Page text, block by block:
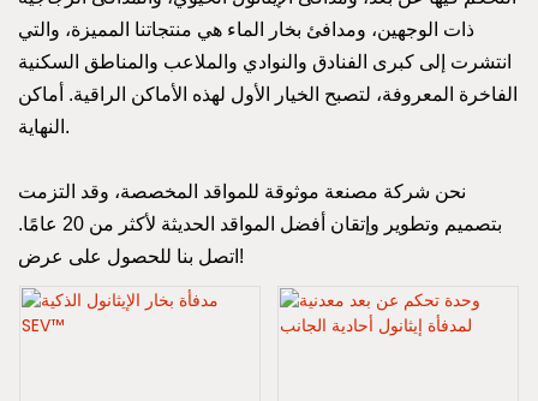
ذات الوجهين، ومدافئ بخار الماء هي منتجاتنا المميزة، والتي
انتشرت إلى كبرى الفنادق والنوادي والملاعب والمناطق السكنية
الفاخرة المعروفة، لتصبح الخيار الأول لهذه الأماكن الراقية. أماكن
النهاية.
نحن شركة مصنعة موثوقة للمواقد المخصصة، وقد التزمت
بتصميم وتطوير وإتقان أفضل المواقد الحديثة لأكثر من 20 عامًا.
اتصل بنا للحصول على عرض!